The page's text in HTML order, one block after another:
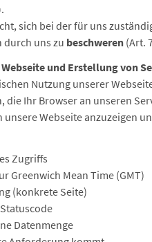
sich bei der für uns
durch uns zu beschweren (Art.
und Erstellung von
Nutzung unserer
die Ihr Browser an unseren
Webseite anzuzeigen
Zugriffs
Greenwich Mean Time (GMT)
(konkrete Seite)
Datenmenge